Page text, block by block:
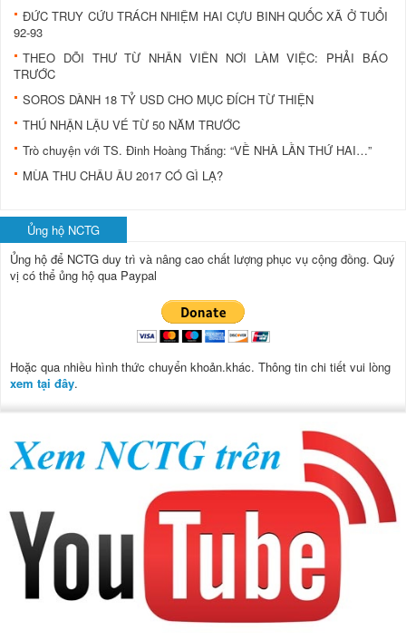
ĐỨC TRUY CỨU TRÁCH NHIỆM HAI CỰU BINH QUỐC XÃ Ở TUỔI
92-93
THEO DÕI THƯ TỪ NHÂN VIÊN NƠI LÀM VIỆC: PHẢI BÁO
TRƯỚC
SOROS DÀNH 18 TỶ USD CHO MỤC ĐÍCH TỪ THIỆN
THÚ NHẬN LẬU VÉ TỪ 50 NĂM TRƯỚC
Trò chuyện với TS. Đinh Hoàng Thắng: “VỀ NHÀ LẦN THỨ HAI…”
MÙA THU CHÂU ÂU 2017 CÓ GÌ LẠ?
Ủng hộ NCTG
Ủng hộ để NCTG duy trì và nâng cao chất lượng phục vụ cộng đồng. Quý
vị có thể ủng hộ qua Paypal
Hoặc qua nhiều hình thức chuyển khoản.khác. Thông tin chi tiết vui lòng
xem tại đây.